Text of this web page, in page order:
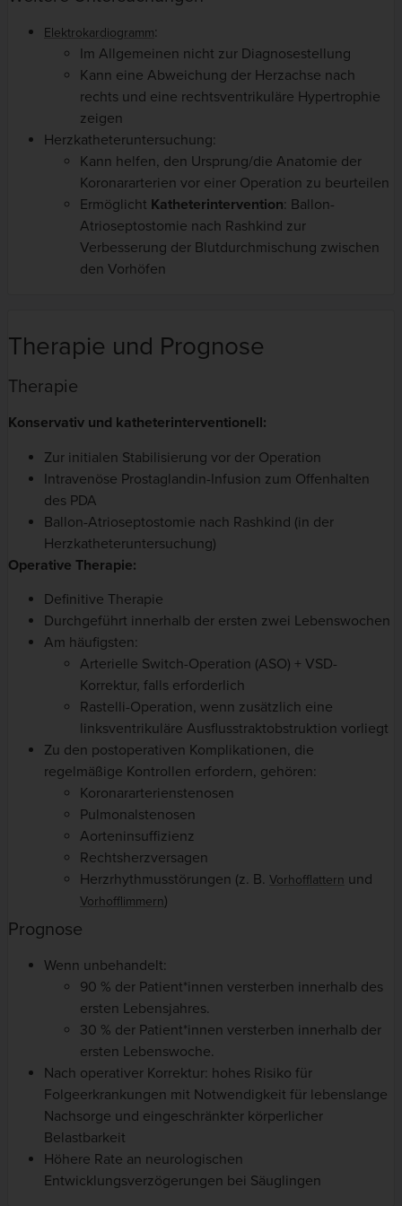
Elektrokardiogramm:
Im Allgemeinen nicht zur Diagnosestellung
Kann eine Abweichung der Herzachse nach
rechts und eine rechtsventrikuläre Hypertrophie
zeigen
Herzkatheteruntersuchung:
Kann helfen, den Ursprung/die Anatomie der
Koronararterien vor einer Operation zu beurteilen
Ermöglicht Katheterintervention: Ballon-
Atrioseptostomie nach Rashkind zur
Verbesserung der Blutdurchmischung zwischen
den Vorhöfen
Therapie und Prognose
Therapie
Konservativ und katheterinterventionell:
Zur initialen Stabilisierung vor der Operation
Intravenöse Prostaglandin-Infusion zum Offenhalten
des PDA
Ballon-Atrioseptostomie nach Rashkind (in der
Herzkatheteruntersuchung)
Operative Therapie:
Definitive Therapie
Durchgeführt innerhalb der ersten zwei Lebenswochen
Am häufigsten:
Arterielle Switch-Operation (ASO) + VSD-
Korrektur, falls erforderlich
Rastelli-Operation, wenn zusätzlich eine
linksventrikuläre Ausflusstraktobstruktion vorliegt
Zu den postoperativen Komplikationen, die
regelmäßige Kontrollen erfordern, gehören:
Koronararterienstenosen
Pulmonalstenosen
Aorteninsuffizienz
Rechtsherzversagen
Herzrhythmusstörungen (z. B. Vorhofflattern und
Vorhofflimmern)
Prognose
Wenn unbehandelt:
90 % der Patient*innen versterben innerhalb des
ersten Lebensjahres.
30 % der Patient*innen versterben innerhalb der
ersten Lebenswoche.
Nach operativer Korrektur: hohes Risiko für
Folgeerkrankungen mit Notwendigkeit für lebenslange
Nachsorge und eingeschränkter körperlicher
Belastbarkeit
Höhere Rate an neurologischen
Entwicklungsverzögerungen bei Säuglingen